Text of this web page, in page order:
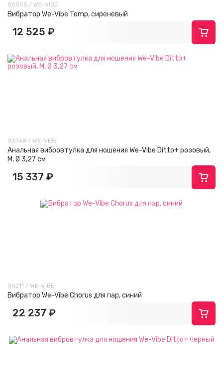
04505 / WE-VIBE
Вибратор We-Vibe Temp, сиреневый
12 525 ₽
03748 / WE-VIBE
Анальная вибровтулка для ношения We-Vibe Ditto+ розовый,
M, Ø 3,27 см
15 337 ₽
04211 / WE-VIBE
Вибратор We-Vibe Chorus для пар, синий
22 237 ₽